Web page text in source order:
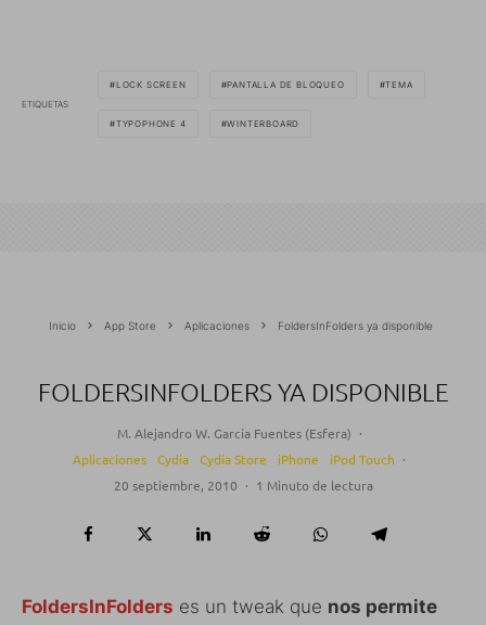
ETIQUETAS
LOCK SCREEN PANTALLA DE BLOQUEO TEMA
TYPOPHONE 4 WINTERBOARD
Inicio App Store Aplicaciones FoldersInFolders ya disponible
FOLDERSINFOLDERS YA DISPONIBLE
M. Alejandro W. García Fuentes (Esfera) ·
Aplicaciones
Cydia Cydia Store iPhone iPod Touch ·
20 septiembre, 2010 · 1 Minuto de lectura
FoldersInFolders es un tweak que nos permite